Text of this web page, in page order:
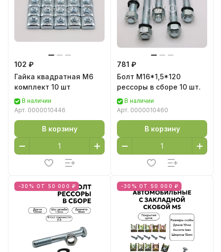
102 ₽
Гайка квадратная М6
комплект 10 шт
В наличии
Арт. 0000010446
В корзину
781 ₽
Болт М16*1,5*120
рессоры в сборе 10 шт.
В наличии
Арт. 0000010460
В корзину
-30% ОТ 50 000 ₽ -30% ОТ 50 000 ₽